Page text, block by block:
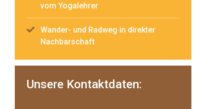
vom Yogalehrer
Wander- und Radweg in direkter
Nachbarschaft
Unsere Kontaktdaten: